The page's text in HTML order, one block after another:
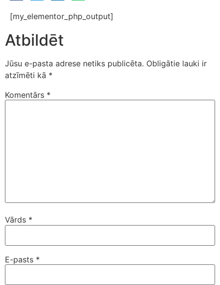
[my_elementor_php_output]
Atbildēt
Jūsu e-pasta adrese netiks publicēta. Obligātie lauki ir
atzīmēti kā *
Komentārs *
Vārds *
E-pasts *